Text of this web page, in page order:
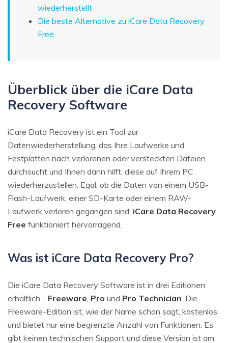
wiederherstellt
Die beste Alternative zu iCare Data Recovery
Free
Überblick über die iCare Data
Recovery Software
iCare Data Recovery ist ein Tool zur
Datenwiederherstellung, das Ihre Laufwerke und
Festplatten nach verlorenen oder versteckten Dateien
durchsucht und Ihnen dann hilft, diese auf Ihrem PC
wiederherzustellen. Egal, ob die Daten von einem USB-
Flash-Laufwerk, einer SD-Karte oder einem RAW-
Laufwerk verloren gegangen sind, iCare Data Recovery
Free funktioniert hervorragend.
Was ist iCare Data Recovery Pro?
Die iCare Data Recovery Software ist in drei Editionen
erhältlich - Freeware Pro und Pro Technician . Die
Freeware-Edition ist, wie der Name schon sagt, kostenlos
und bietet nur eine begrenzte Anzahl von Funktionen. Es
gibt keinen technischen Support und diese Version ist am